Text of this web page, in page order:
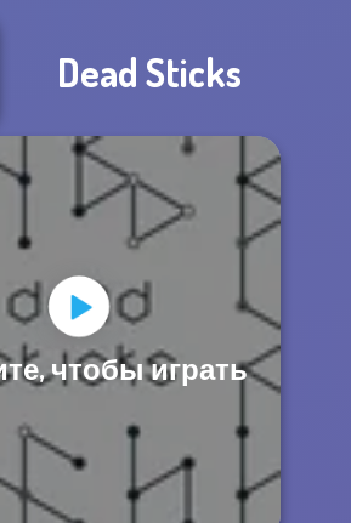
Dead Sticks
чтобы играть